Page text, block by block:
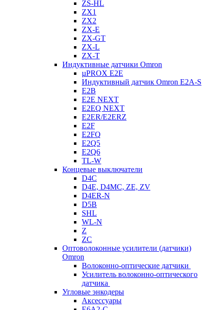
ZS-HL
ZX1
ZX2
ZX-E
ZX-GT
ZX-L
ZX-T
Индуктивные датчики Omron
µPROX E2E
Индуктивный датчик Omron E2A-S
E2B
E2E NEXT
E2EQ NEXT
E2ER/E2ERZ
E2F
E2FQ
E2Q5
E2Q6
TL-W
Концевые выключатели
D4C
D4E, D4MC, ZE, ZV
D4ER-N
D5B
SHL
WL-N
Z
ZC
Оптоволоконные усилители (датчики)
Omron
Волоконно-оптические датчики
Усилитель волоконно-оптического
датчика
Угловые энкодеры
Аксессуары